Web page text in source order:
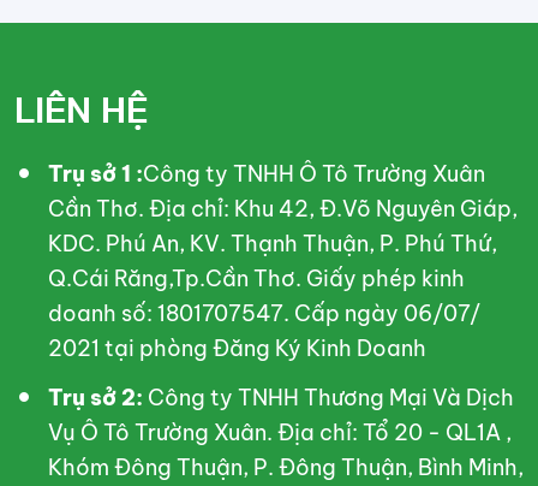
LIÊN HỆ
Trụ sở 1 :Công ty TNHH Ô Tô Trường Xuân
Cần Thơ. Địa chỉ: Khu 42, Đ.Võ Nguyên Giáp,
KDC. Phú An, KV. Thạnh Thuận, P. Phú Thứ,
Q.Cái Răng,Tp.Cần Thơ. Giấy phép kinh
doanh số: 1801707547. Cấp ngày 06/07/
2021 tại phòng Đăng Ký Kinh Doanh
Trụ sở 2: Công ty TNHH Thương Mại Và Dịch
Vụ Ô Tô Trường Xuân. Địa chỉ: Tổ 20 - QL1A ,
Khóm Đông Thuận, P. Đông Thuận, Bình Minh,